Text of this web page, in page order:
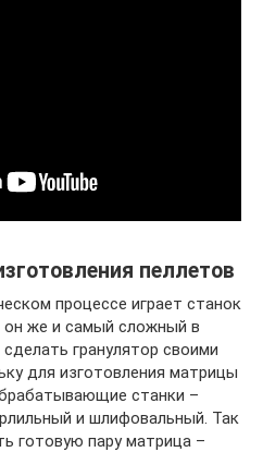
пеллетов
процессе играет станок
он же и самый сложный в
гранулятор своими
для изготовления матрицы
станки –
и шлифовальный. Так
готовую пару матрица –